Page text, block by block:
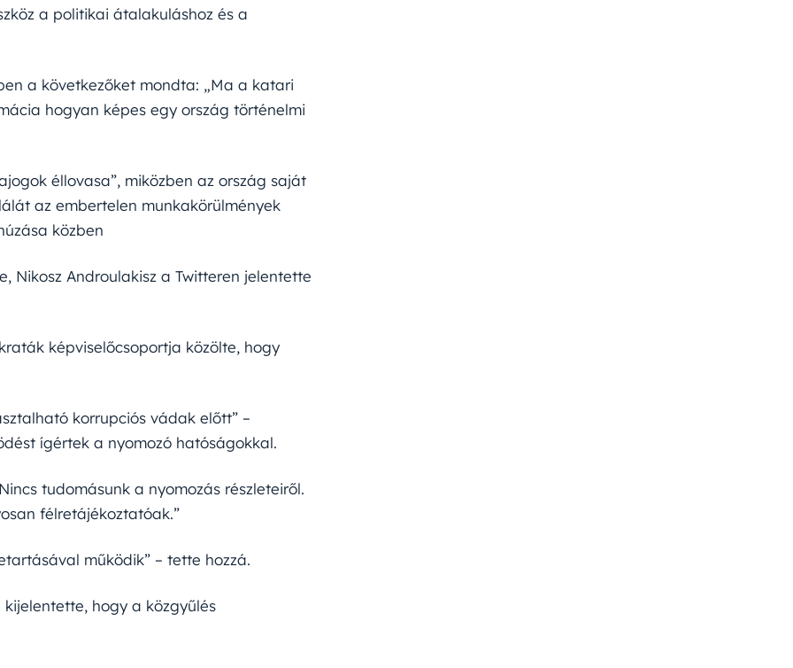
a politikai átalakuláshoz és a
a következőket mondta: „Ma a katari
hogyan képes egy ország történelmi
éllovasa”, miközben az ország saját
az embertelen munkakörülmények
közben
Nikosz Androulakisz a Twitteren jelentette
képviselőcsoportja közölte, hogy
korrupciós vádak előtt” –
ígértek a nyomozó hatóságokkal.
tudomásunk a nyomozás részleteiről.
félretájékoztatóak.”
működik” – tette hozzá.
hogy a közgyűlés